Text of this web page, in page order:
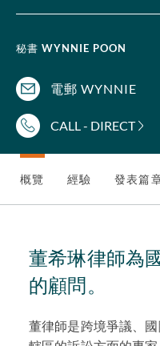
秘書 WYNNIE POON
電郵 WYNNIE
CALL - DIRECT
概覽 經驗 發表篇
董希琳律師為
的顧問。
董律師是跨境爭議、